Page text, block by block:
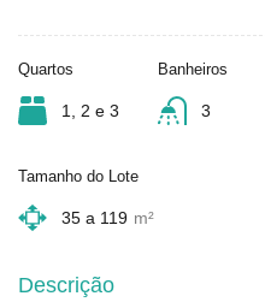
Quartos
1, 2 e 3
Banheiros
3
Tamanho do Lote
35 a 119 m²
Descrição